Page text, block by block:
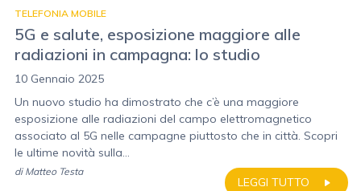
TELEFONIA MOBILE
5G e salute, esposizione maggiore alle
radiazioni in campagna: lo studio
10 Gennaio 2025
Un nuovo studio ha dimostrato che c’è una maggiore
esposizione alle radiazioni del campo elettromagnetico
associato al 5G nelle campagne piuttosto che in città. Scopri
le ultime novità sulla...
LEGGI TUTTO
di Matteo Testa